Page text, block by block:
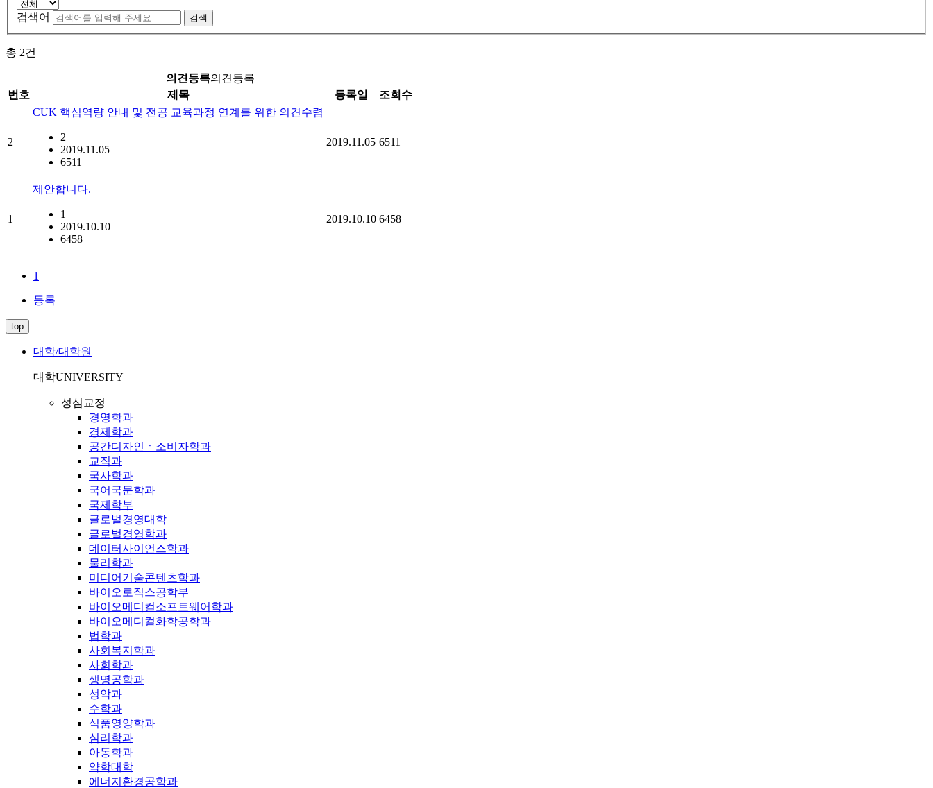
검색어 검색
총 2건
의견등록의견등록
번호
제목 등록일 조회수
2
CUK 핵심역량 안내 및 전공 교육과정 연계를 위한 의견수렴
2
2019.11.05
6511
2019.11.05 6511
1
제안합니다.
1
2019.10.10
6458
2019.10.10 6458
1
등록
top
대학/대학원
대학UNIVERSITY
성심교정
경영학과
경제학과
공간디자인ㆍ소비자학과
교직과
국사학과
국어국문학과
국제학부
글로벌경영대학
글로벌경영학과
데이터사이언스학과
물리학과
미디어기술콘텐츠학과
바이오로직스공학부
바이오메디컬소프트웨어학과
바이오메디컬화학공학과
법학과
사회복지학과
사회학과
생명공학과
성악과
수학과
식품영양학과
심리학과
아동학과
약학대학
에너지환경공학과